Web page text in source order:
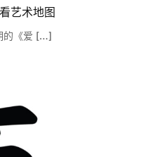
艺术地图
的《爱 […]